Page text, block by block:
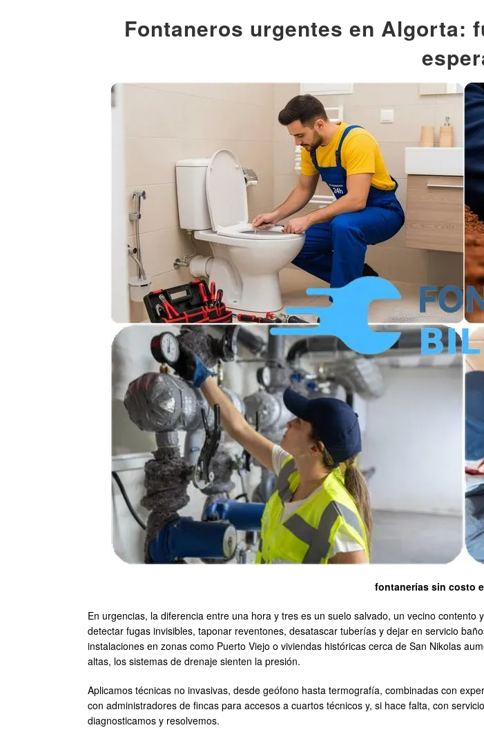
Fontaneros urgentes en Algorta:
fontanerías sin costo
En urgencias, la diferencia entre una hora y tres es un suelo salvado, un vecino
detectar fugas invisibles, taponar reventones, desatascar tuberías y dejar en servicio
instalaciones en zonas como Puerto Viejo o viviendas históricas cerca de San Nikolas
altas, los sistemas de drenaje sienten la presión.
Aplicamos técnicas no invasivas, desde geófono hasta termografía, combinadas con
con administradores de fincas para accesos a cuartos técnicos y, si hace falta, con
diagnosticamos y resolvemos.